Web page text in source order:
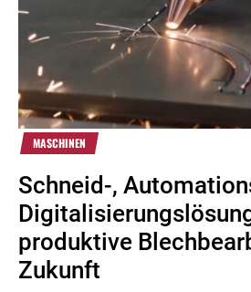
MASCHINEN
Schneid-,
produktive
Zukunft